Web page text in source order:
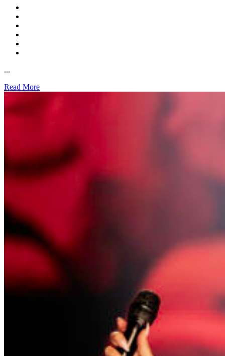
...
Read More